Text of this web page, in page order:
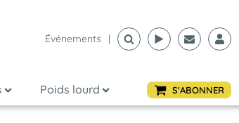
Événements |
Poids lourd S'ABONNER